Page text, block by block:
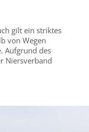
gilt ein striktes
von Wegen
Aufgrund des
Niersverband